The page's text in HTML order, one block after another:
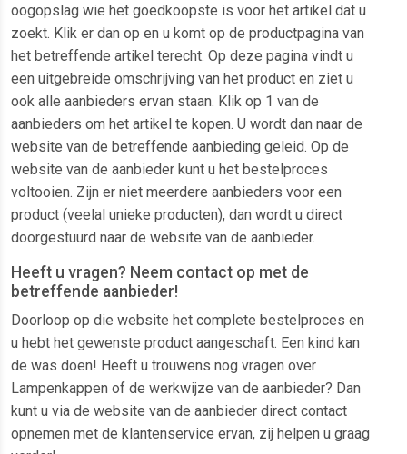
oogopslag wie het goedkoopste is voor het artikel dat u
zoekt. Klik er dan op en u komt op de productpagina van
het betreffende artikel terecht. Op deze pagina vindt u
een uitgebreide omschrijving van het product en ziet u
ook alle aanbieders ervan staan. Klik op 1 van de
aanbieders om het artikel te kopen. U wordt dan naar de
website van de betreffende aanbieding geleid. Op de
website van de aanbieder kunt u het bestelproces
voltooien. Zijn er niet meerdere aanbieders voor een
product (veelal unieke producten), dan wordt u direct
doorgestuurd naar de website van de aanbieder.
Heeft u vragen? Neem contact op met de
betreffende aanbieder!
Doorloop op die website het complete bestelproces en
u hebt het gewenste product aangeschaft. Een kind kan
de was doen! Heeft u trouwens nog vragen over
Lampenkappen of de werkwijze van de aanbieder? Dan
kunt u via de website van de aanbieder direct contact
opnemen met de klantenservice ervan, zij helpen u graag